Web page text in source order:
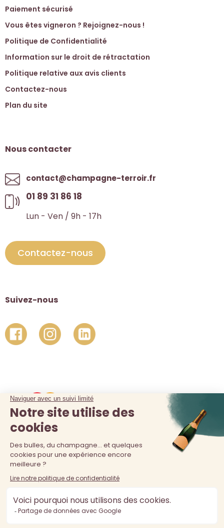
Paiement sécurisé
Vous êtes vigneron ? Rejoignez-nous !
Politique de Confidentialité
Information sur le droit de rétractation
Politique relative aux avis clients
Contactez-nous
Plan du site
Nous contacter
contact@champagne-terroir.fr
01 89 31 86 18
Lun - Ven / 9h - 17h
Contactez-nous
Suivez-nous
La vente d'alcool est interdite au moins de 18 ans. L'abus
d'alcool est dangereux pour la santé, à consommer avec
modération.